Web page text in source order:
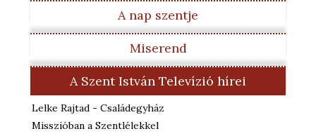
A nap szentje
Miserend
A Szent István Televízió hírei
Lelke Rajtad - Családegyház
Misszióban a Szentlélekkel